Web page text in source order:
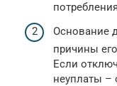
Основание
причины
Если
неуплаты –